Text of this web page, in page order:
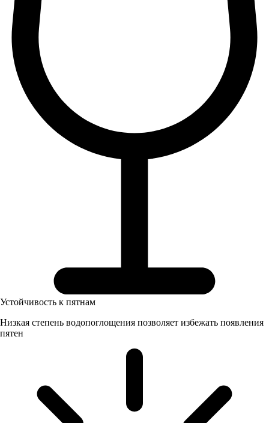
Устойчивость к пятнам
Низкая степень водопоглощения позволяет избежать появления
пятен